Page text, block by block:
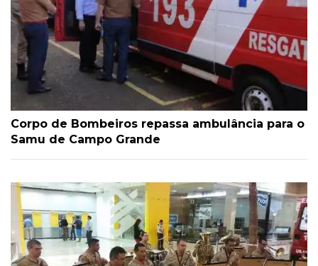
Corpo de Bombeiros repassa ambulância para o
Samu de Campo Grande